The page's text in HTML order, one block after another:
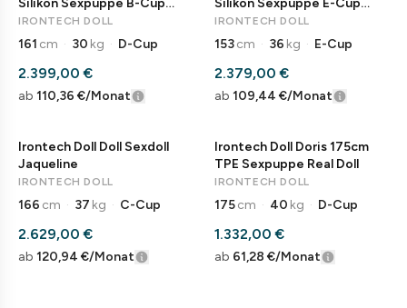
Silikon Sexpuppe B-Cup
Liebespuppe
IRONTECH DOLL
161 cm · 30 kg · D-Cup
2.399,00 €
ab 110,36 €/Monat
Silikon Sexpuppe E-Cup
Liebespuppe
IRONTECH DOLL
153cm · 36 kg · E-Cup
2.379,00 €
ab 109,44 €/Monat
Irontech Doll Doll Sexdoll
Jaqueline
IRONTECH DOLL
166 cm · 37 kg · C-Cup
2.629,00 €
ab 120,94 €/Monat
Irontech Doll Doris 175cm
TPE Sexpuppe Real Doll
IRONTECH DOLL
175cm · 40 kg · D-Cup
1.332,00 €
ab 61,28 €/Monat